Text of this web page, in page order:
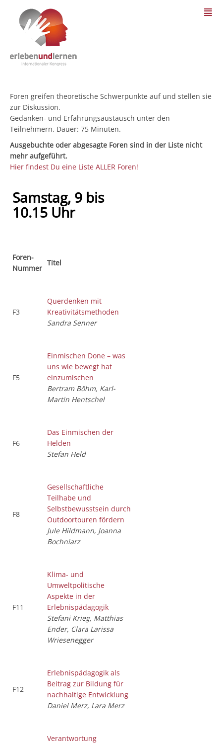
Foren greifen theoretische Schwerpunkte auf und stellen sie
zur Diskussion.
Gedanken- und Erfahrungsaustausch unter den
Teilnehmern. Dauer: 75 Minuten.
Ausgebuchte oder abgesagte Foren sind in der Liste nicht
mehr aufgeführt.
Hier findest Du eine Liste ALLER Foren!
Samstag, 9 bis
10.15 Uhr
Foren-
Nummer
Titel
F3
Querdenken mit
Kreativitätsmethoden
Sandra Senner
F5
Einmischen Done – was
uns wie bewegt hat
einzumischen
Bertram Böhm, Karl-
Martin Hentschel
F6
Das Einmischen der
Helden
Stefan Held
F8
Gesellschaftliche
Teilhabe und
Selbstbewusstsein durch
Outdoortouren fördern
Jule Hildmann, Joanna
Bochniarz
F11
Klima- und
Umweltpolitische
Aspekte in der
Erlebnispädagogik
Stefani Krieg, Matthias
Ender, Clara Larissa
Wriesenegger
F12
Erlebnispädagogik als
Beitrag zur Bildung für
nachhaltige Entwicklung
Daniel Merz, Lara Merz
Verantwortung